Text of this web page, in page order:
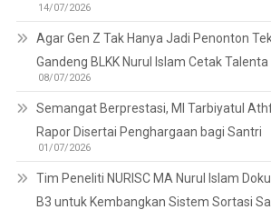
14/07/2026
Agar Gen Z Tak Hanya Jadi Penonton
Gandeng BLKK Nurul Islam Cetak Talenta
08/07/2026
Semangat Berprestasi, MI Tarbiyatul
Rapor Disertai Penghargaan bagi Santri
01/07/2026
Tim Peneliti NURISC MA Nurul Islam
B3 untuk Kembangkan Sistem Sortasi